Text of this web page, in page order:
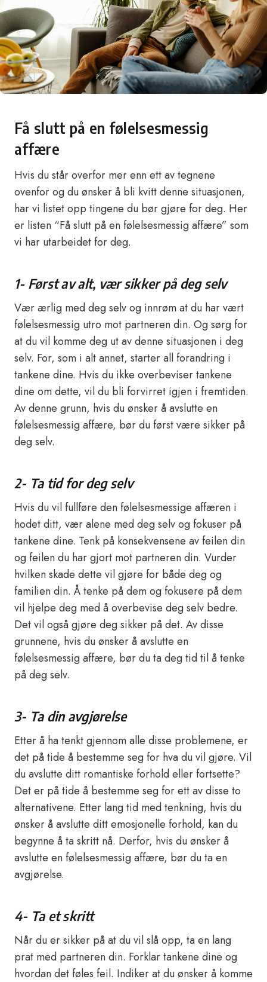
Få slutt på en følelsesmessig
affære
Hvis du står overfor mer enn ett av tegnene
ovenfor og du ønsker å bli kvitt denne situasjonen,
har vi listet opp tingene du bør gjøre for deg. Her
er listen “Få slutt på en følelsesmessig affære” som
vi har utarbeidet for deg.
1- Først av alt, vær sikker på deg selv
Vær ærlig med deg selv og innrøm at du har vært
følelsesmessig utro mot partneren din. Og sørg for
at du vil komme deg ut av denne situasjonen i deg
selv. For, som i alt annet, starter all forandring i
tankene dine. Hvis du ikke overbeviser tankene
dine om dette, vil du bli forvirret igjen i fremtiden.
Av denne grunn, hvis du ønsker å avslutte en
følelsesmessig affære, bør du først være sikker på
deg selv.
2- Ta tid for deg selv
Hvis du vil fullføre den følelsesmessige affæren i
hodet ditt, vær alene med deg selv og fokuser på
tankene dine. Tenk på konsekvensene av feilen din
og feilen du har gjort mot partneren din. Vurder
hvilken skade dette vil gjøre for både deg og
familien din. Å tenke på dem og fokusere på dem
vil hjelpe deg med å overbevise deg selv bedre.
Det vil også gjøre deg sikker på det. Av disse
grunnene, hvis du ønsker å avslutte en
følelsesmessig affære, bør du ta deg tid til å tenke
på deg selv.
3- Ta din avgjørelse
Etter å ha tenkt gjennom alle disse problemene, er
det på tide å bestemme seg for hva du vil gjøre. Vil
du avslutte ditt romantiske forhold eller fortsette?
Det er på tide å bestemme seg for ett av disse to
alternativene. Etter lang tid med tenkning, hvis du
ønsker å avslutte ditt emosjonelle forhold, kan du
begynne å ta skritt nå. Derfor, hvis du ønsker å
avslutte en følelsesmessig affære, bør du ta en
avgjørelse.
4- Ta et skritt
Når du er sikker på at du vil slå opp, ta en lang
prat med partneren din. Forklar tankene dine og
hvordan det føles feil. Indiker at du ønsker å komme